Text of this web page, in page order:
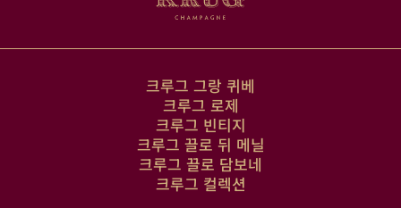
크루그 그랑 퀴베
크루그 로제
크루그 빈티지
크루그 끌로 뒤 메닐
크루그 끌로 담보네
크루그 컬렉션